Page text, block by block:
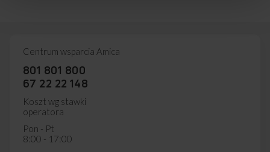
Centrum wsparcia Amica
801 801 800
67 22 22 148
Koszt wg stawki
operatora
Pon - Pt
8:00 - 17:00